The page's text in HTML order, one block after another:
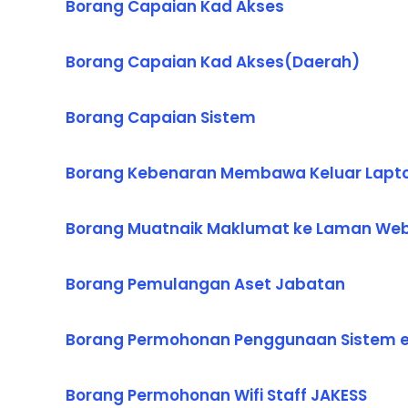
Borang Capaian Kad Akses
Borang Capaian Kad Akses(Daerah)
Borang Capaian Sistem
Borang Kebenaran Membawa Keluar
Borang Muatnaik Maklumat ke Laman Web
Borang Pemulangan Aset Jabatan
Borang Permohonan Penggunaan Sistem
Borang Permohonan Wifi Staff JAKESS